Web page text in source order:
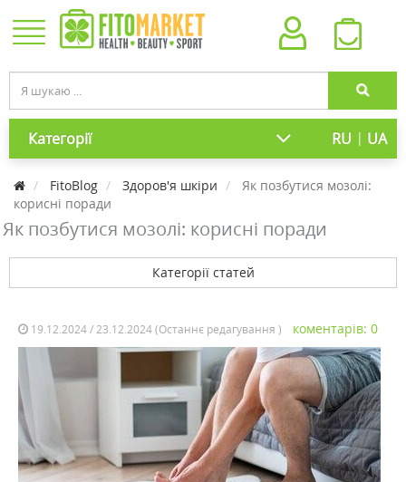
Категорії RU | UA
FitoBlog Здоров'я шкіри
Як позбутися мозолі:
корисні поради
Як позбутися мозолі: корисні поради
Категорії статей
19.12.2024 / 23.12.2024 (Останнє редагування ) коментарів: 0